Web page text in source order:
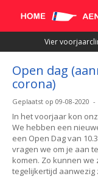
Vier
Open dag
corona)
Geplaatst op 09-08-2020
In het voorjaar kon
We hebben een
een Open Dag van
vragen we om je aan
komen. Zo kunnen
tegelijkertijd aanwezig